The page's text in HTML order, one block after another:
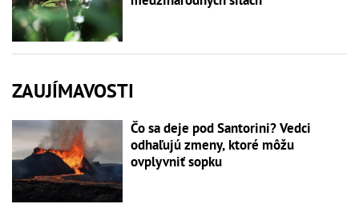
ZAUJÍMAVOSTI
Čo sa deje pod Santorini? Vedci
odhaľujú zmeny, ktoré môžu
ovplyvniť sopku